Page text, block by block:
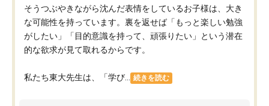
そうつぶやきながら沈んだ表情をしているお子様は、大き
な可能性を持っています。裏を返せば「もっと楽しい勉強
がしたい」「目的意識を持って、頑張りたい」という潜在
的な欲求が見て取れるからです。
私たち東大先生は、「学び... 続きを読む